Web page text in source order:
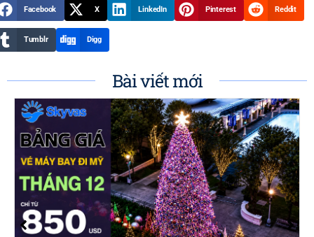
Facebook X LinkedIn Pinterest Reddit
Tumblr Digg
Bài viết mới